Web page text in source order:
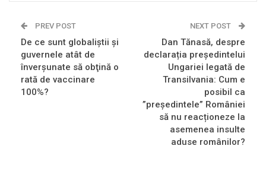
PREV POST
De ce sunt globaliştii şi
guvernele atât de
înverşunate să obţină o
rată de vaccinare
100%?
NEXT POST
Dan Tănasă, despre
declarația președintelui
Ungariei legată de
Transilvania: Cum e
posibil ca
”președintele” României
să nu reacționeze la
asemenea insulte
aduse românilor?